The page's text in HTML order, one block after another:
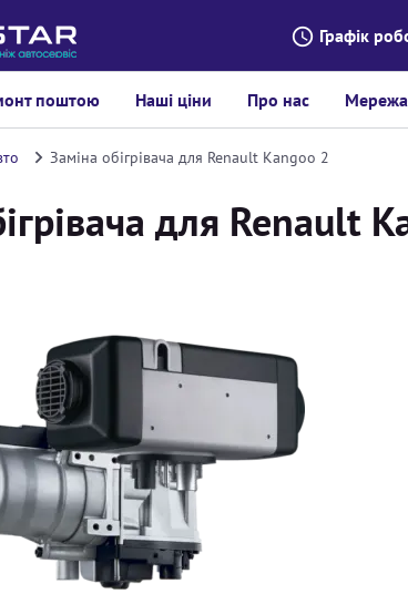
Графік
поштою Наші ціни Про нас Мережа
Заміна обігрівача для Renault Kangoo 2
для Renault